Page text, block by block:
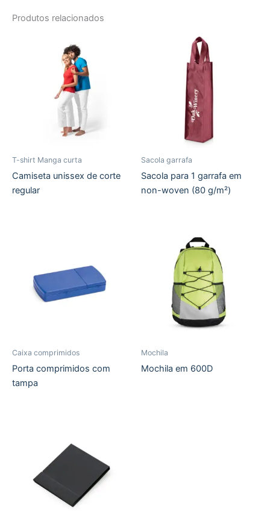
Produtos relacionados
T-shirt Manga curta
Camiseta unissex de corte
regular
Sacola garrafa
Sacola para 1 garrafa em
non-woven (80 g/m²)
Caixa comprimidos
Porta comprimidos com
tampa
Mochila
Mochila em 600D